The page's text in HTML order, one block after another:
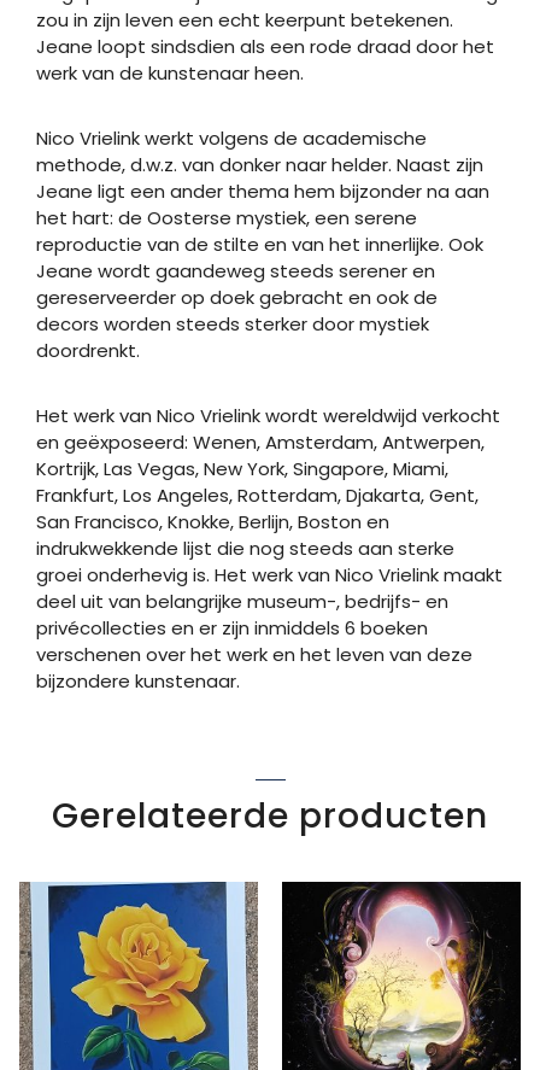
zou in zijn leven een echt keerpunt betekenen.
Jeane loopt sindsdien als een rode draad door het
werk van de kunstenaar heen.
Nico Vrielink werkt volgens de academische
methode, d.w.z. van donker naar helder. Naast zijn
Jeane ligt een ander thema hem bijzonder na aan
het hart: de Oosterse mystiek, een serene
reproductie van de stilte en van het innerlijke. Ook
Jeane wordt gaandeweg steeds serener en
gereserveerder op doek gebracht en ook de
decors worden steeds sterker door mystiek
doordrenkt.
Het werk van Nico Vrielink wordt wereldwijd verkocht
en geëxposeerd: Wenen, Amsterdam, Antwerpen,
Kortrijk, Las Vegas, New York, Singapore, Miami,
Frankfurt, Los Angeles, Rotterdam, Djakarta, Gent,
San Francisco, Knokke, Berlijn, Boston en
indrukwekkende lijst die nog steeds aan sterke
groei onderhevig is. Het werk van Nico Vrielink maakt
deel uit van belangrijke museum-, bedrijfs- en
privécollecties en er zijn inmiddels 6 boeken
verschenen over het werk en het leven van deze
bijzondere kunstenaar.
Gerelateerde producten